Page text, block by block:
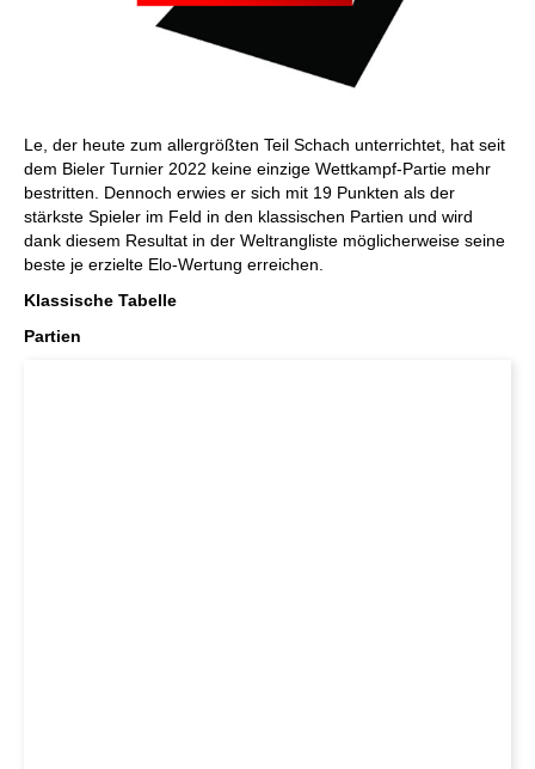
Le, der heute zum allergrößten Teil Schach unterrichtet, hat seit
dem Bieler Turnier 2022 keine einzige Wettkampf-Partie mehr
bestritten. Dennoch erwies er sich mit 19 Punkten als der
stärkste Spieler im Feld in den klassischen Partien und wird
dank diesem Resultat in der Weltrangliste möglicherweise seine
beste je erzielte Elo-Wertung erreichen.
Klassische Tabelle
Partien